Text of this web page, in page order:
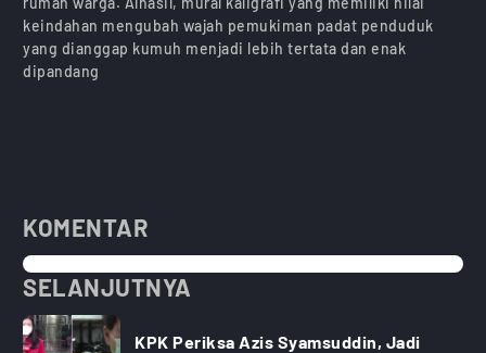
keindahan mengubah wajah pemukiman padat penduduk
yang dianggap kumuh menjadi lebih tertata dan enak
dipandang
KOMENTAR
SELANJUTNYA
KPK Periksa Azis Syamsuddin, Jadi